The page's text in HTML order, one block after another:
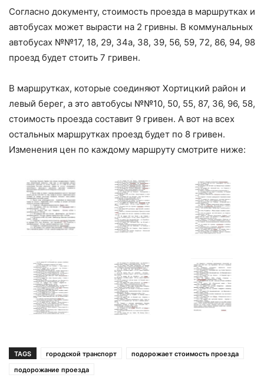
Согласно документу, стоимость проезда в маршрутках и
автобусах может вырасти на 2 гривны. В коммунальных
автобусах №№17, 18, 29, 34а, 38, 39, 56, 59, 72, 86, 94, 98
проезд будет стоить 7 гривен.
В маршрутках, которые соединяют Хортицкий район и
левый берег, а это автобусы №№10, 50, 55, 87, 36, 96, 58,
стоимость проезда составит 9 гривен. А вот на всех
остальных маршрутках проезд будет по 8 гривен.
Изменения цен по каждому маршруту смотрите ниже:
TAGS городской транспорт
подорожает стоимость проезда
подорожание проезда